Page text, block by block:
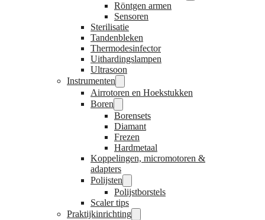
Röntgen armen
Sensoren
Sterilisatie
Tandenbleken
Thermodesinfector
Uithardingslampen
Ultrasoon
Instrumenten
Airrotoren en Hoekstukken
Boren
Borensets
Diamant
Frezen
Hardmetaal
Koppelingen, micromotoren &
adapters
Polijsten
Polijstborstels
Scaler tips
Praktijkinrichting